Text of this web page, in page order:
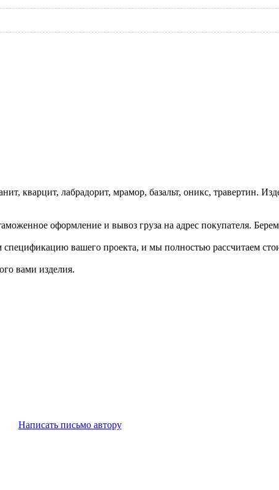
кварцит, лабрадорит, мрамор, базальт, оникс, травертин.
оформление и вывоз груза на адрес покупателя.
вашего проекта, и мы полностью рассчитаем
вами изделия.
Написать письмо автору